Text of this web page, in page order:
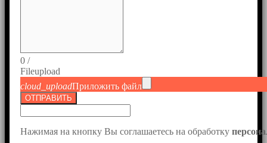
0 /
Fileupload
cloud_uploadПриложить файл
ОТПРАВИТЬ
Нажимая на кнопку Вы соглашаетесь на обработку